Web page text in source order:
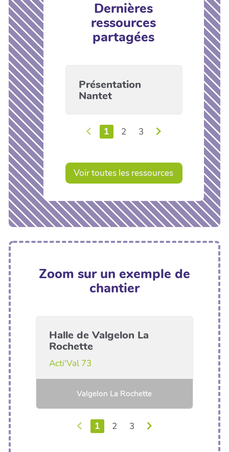
Dernières
ressources
partagées
Présentation
Nantet
1 2 3
Voir toutes les ressources
Zoom sur un exemple de
chantier
Halle de Valgelon La
Rochette
Acti'Val 73
Valgelon La Rochette
1 2 3